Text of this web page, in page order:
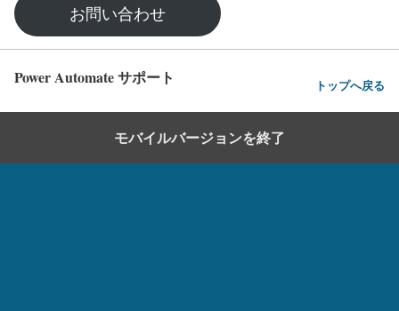
お問い合わせ
Power Automate サポート トップへ戻る
モバイルバージョンを終了